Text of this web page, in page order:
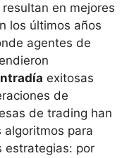
en mejores
los últimos años
agentes de
exitosas
de
de trading han
algoritmos para
estrategias: por